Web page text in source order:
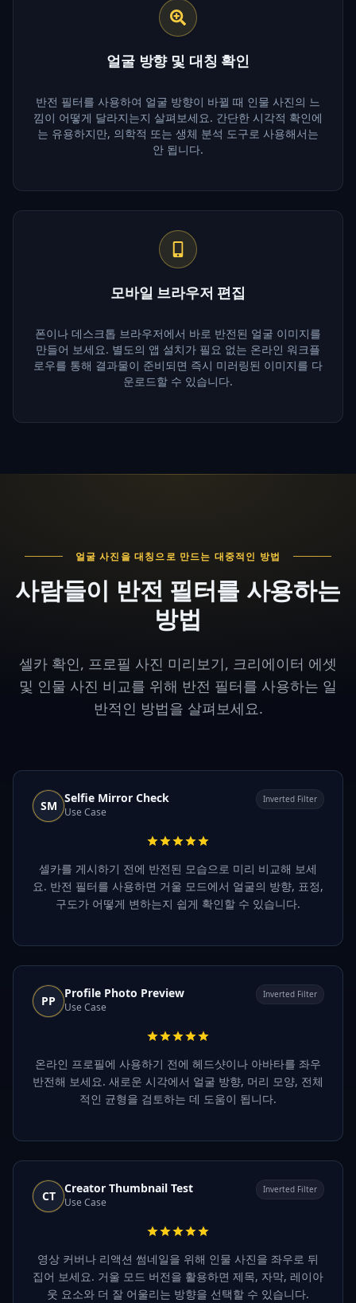
얼굴 방향 및 대칭 확인
반전 필터를 사용하여 얼굴 방향이 바뀔 때 인물 사진의 느
낌이 어떻게 달라지는지 살펴보세요. 간단한 시각적 확인에
는 유용하지만, 의학적 또는 생체 분석 도구로 사용해서는
안 됩니다.
모바일 브라우저 편집
폰이나 데스크톱 브라우저에서 바로 반전된 얼굴 이미지를
만들어 보세요. 별도의 앱 설치가 필요 없는 온라인 워크플
로우를 통해 결과물이 준비되면 즉시 미러링된 이미지를 다
운로드할 수 있습니다.
얼굴 사진을 대칭으로 만드는 대중적인 방법
사람들이 반전 필터를 사용하는
방법
셀카 확인, 프로필 사진 미리보기, 크리에이터 에셋
및 인물 사진 비교를 위해 반전 필터를 사용하는 일
반적인 방법을 살펴보세요.
SM
Selfie Mirror Check
Use Case
Inverted Filter
셀카를 게시하기 전에 반전된 모습으로 미리 비교해 보세
요. 반전 필터를 사용하면 거울 모드에서 얼굴의 방향, 표정,
구도가 어떻게 변하는지 쉽게 확인할 수 있습니다.
PP
Profile Photo Preview
Use Case
Inverted Filter
온라인 프로필에 사용하기 전에 헤드샷이나 아바타를 좌우
반전해 보세요. 새로운 시각에서 얼굴 방향, 머리 모양, 전체
적인 균형을 검토하는 데 도움이 됩니다.
CT
Creator Thumbnail Test
Use Case
Inverted Filter
영상 커버나 리액션 썸네일을 위해 인물 사진을 좌우로 뒤
집어 보세요. 거울 모드 버전을 활용하면 제목, 자막, 레이아
웃 요소와 더 잘 어울리는 방향을 선택할 수 있습니다.